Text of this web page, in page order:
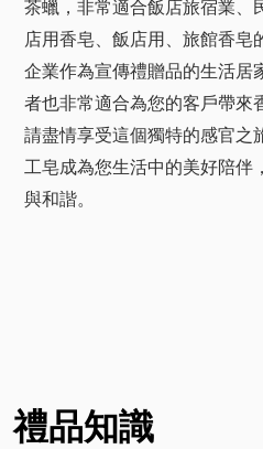
茶蠟，非常適合飯店旅宿業、
店用香皂、飯店用、旅館香皂
企業作為宣傳禮贈品的生活居
者也非常適合為您的客戶帶來
請盡情享受這個獨特的感官之
工皂成為您生活中的美好陪伴
與和諧。
禮品知識